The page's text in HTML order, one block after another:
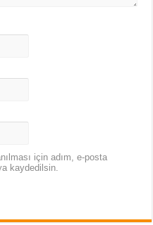
için adım, e-posta
kaydedilsin.